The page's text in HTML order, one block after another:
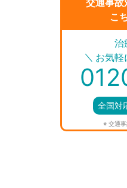
こ
＼
治
お気軽
全国対
※ 交通